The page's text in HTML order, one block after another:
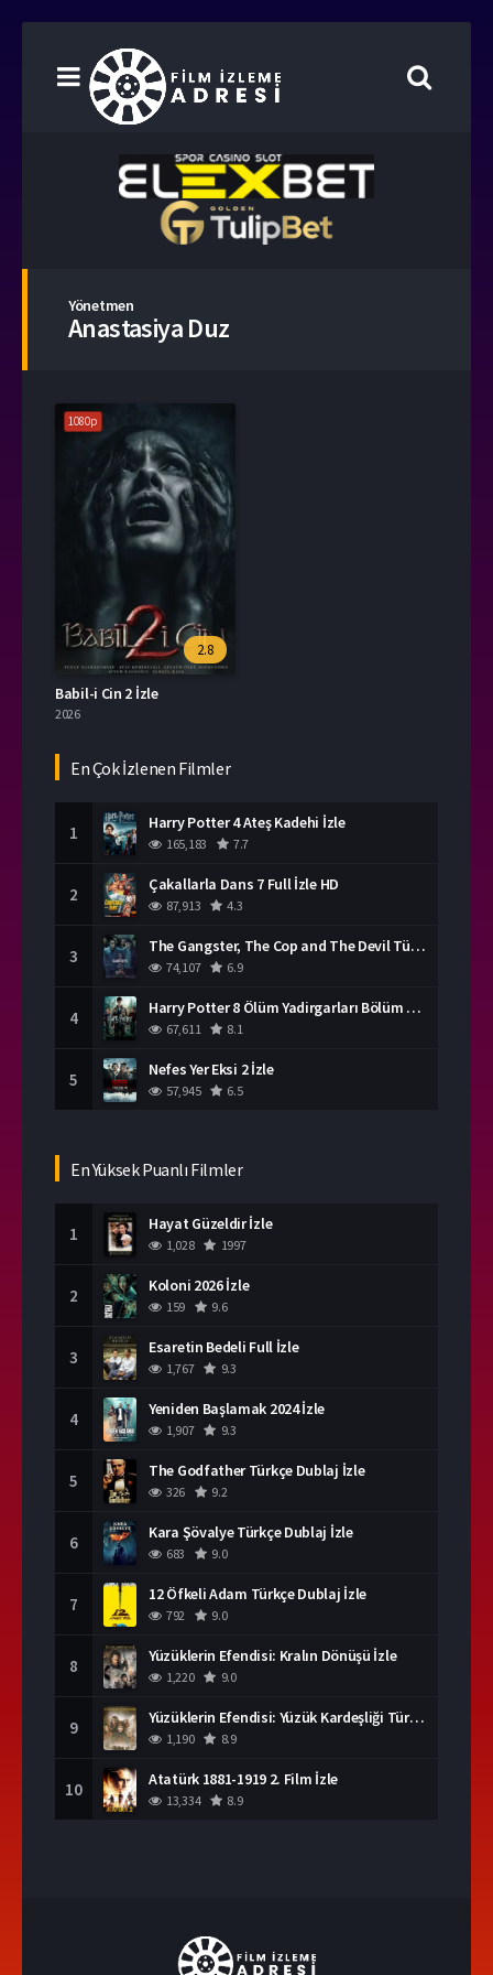
Yönetmen
Anastasiya Duz
1080p
2.8
Babil-i Cin 2 İzle
2026
En Çok İzlenen Filmler
1 Harry Potter 4 Ateş Kadehi İzle
165,183 7.7
2 Çakallarla Dans 7 Full İzle HD
87,913 4.3
3 The Gangster, The Cop and The Devil Türkçe Dublaj İzle
74,107 6.9
4 Harry Potter 8 Ölüm Yadirgarları Bölüm 2 İzle
67,611 8.1
5 Nefes Yer Eksi 2 İzle
57,945 6.5
En Yüksek Puanlı Filmler
1 Hayat Güzeldir İzle
1,028 1997
2 Koloni 2026 İzle
159 9.6
3 Esaretin Bedeli Full İzle
1,767 9.3
4 Yeniden Başlamak 2024 İzle
1,907 9.3
5 The Godfather Türkçe Dublaj İzle
326 9.2
6 Kara Şövalye Türkçe Dublaj İzle
683 9.0
7 12 Öfkeli Adam Türkçe Dublaj İzle
792 9.0
8 Yüzüklerin Efendisi: Kralın Dönüşü İzle
1,220 9.0
9 Yüzüklerin Efendisi: Yüzük Kardeşliği Türkçe Dublaj İzle
1,190 8.9
10 Atatürk 1881-1919 2. Film İzle
13,334 8.9